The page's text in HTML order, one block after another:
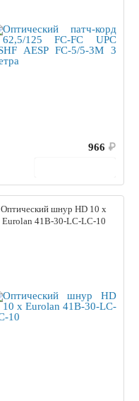
966 ₽
Оптический шнур HD 10 x
Eurolan 41B-30-LC-LC-10